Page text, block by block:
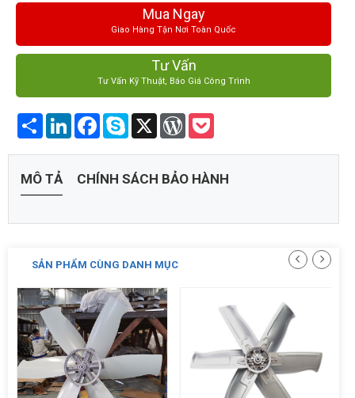
Mua Ngay
Giao Hàng Tận Nơi Toàn Quốc
Tư Vấn
Tư Vấn Kỹ Thuật, Báo Giá Công Trình
Share LinkedInFacebook
Skype X WordPress
MÔ TẢ CHÍNH SÁCH BẢO HÀNH
SẢN PHẨM CÙNG DANH MỤC